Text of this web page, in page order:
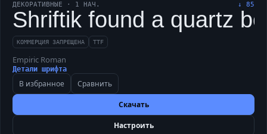
ДЕКОРАТИВНЫЕ · 1 НАЧ. ↓ 85
Shriftik found a quartz
КОММЕРЦИЯ ЗАПРЕЩЕНА TTF
Empiric Roman
Детали шрифта
В избранное Сравнить
Скачать
Настроить